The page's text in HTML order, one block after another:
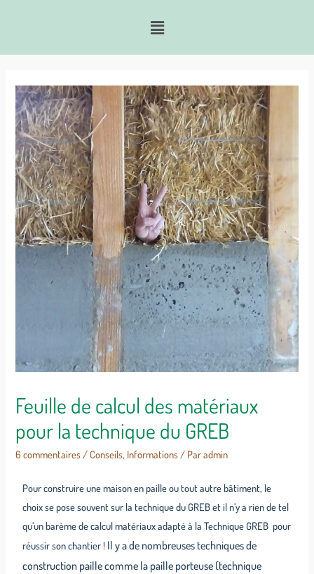
Feuille de calcul des matériaux
pour la technique du GREB
6 commentaires / Conseils, Informations / Paradmin
Pour construire une maison en paille ou tout autre bâtiment, le
choix se pose souvent sur la technique du GREB et il n’y a rien de tel
qu’un barème de calcul matériaux adapté à la Technique GREB pour
réussir son chantier ! Il y a de nombreuses techniques de
construction paille comme la paille porteuse (technique